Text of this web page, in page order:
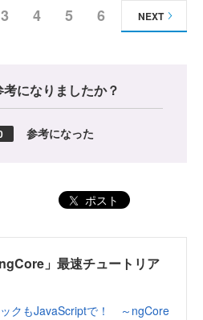
3 4 5 6 NEXT
になりましたか？
参考になった
ポスト
」最速チュートリア
クもJavaScriptで！ ～ngCore